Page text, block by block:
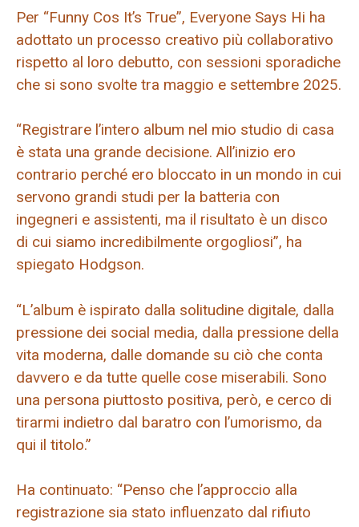
Per “Funny Cos It’s True”, Everyone Says Hi ha
adottato un processo creativo più collaborativo
rispetto al loro debutto, con sessioni sporadiche
che si sono svolte tra maggio e settembre 2025.
“Registrare l’intero album nel mio studio di casa
è stata una grande decisione. All’inizio ero
contrario perché ero bloccato in un mondo in cui
servono grandi studi per la batteria con
ingegneri e assistenti, ma il risultato è un disco
di cui siamo incredibilmente orgogliosi”, ha
spiegato Hodgson.
“L’album è ispirato dalla solitudine digitale, dalla
pressione dei social media, dalla pressione della
vita moderna, dalle domande su ciò che conta
davvero e da tutte quelle cose miserabili. Sono
una persona piuttosto positiva, però, e cerco di
tirarmi indietro dal baratro con l’umorismo, da
qui il titolo.”
Ha continuato: “Penso che l’approccio alla
registrazione sia stato influenzato dal rifiuto